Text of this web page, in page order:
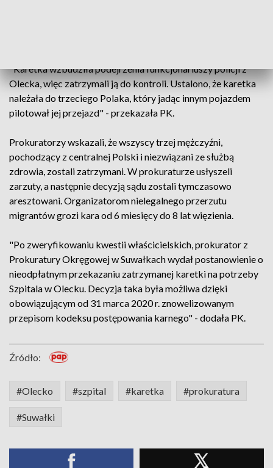
"Karetka wzbudziła podejrzenia funkcjonariuszy policji z
Olecka, więc zatrzymali ją do kontroli. Ustalono, że karetka
należała do trzeciego Polaka, który jadąc innym pojazdem
pilotował jej przejazd" - przekazała PK.
Prokuratorzy wskazali, że wszyscy trzej mężczyźni,
pochodzący z centralnej Polski i niezwiązani ze służbą
zdrowia, zostali zatrzymani. W prokuraturze usłyszeli
zarzuty, a następnie decyzją sądu zostali tymczasowo
aresztowani. Organizatorom nielegalnego przerzutu
migrantów grozi kara od 6 miesięcy do 8 lat więzienia.
"Po zweryfikowaniu kwestii właścicielskich, prokurator z
Prokuratury Okręgowej w Suwałkach wydał postanowienie o
nieodpłatnym przekazaniu zatrzymanej karetki na potrzeby
Szpitala w Olecku. Decyzja taka była możliwa dzięki
obowiązującym od 31 marca 2020 r. znowelizowanym
przepisom kodeksu postępowania karnego" - dodała PK.
Źródło:
#Olecko #szpital #karetka #prokuratura
#Suwałki